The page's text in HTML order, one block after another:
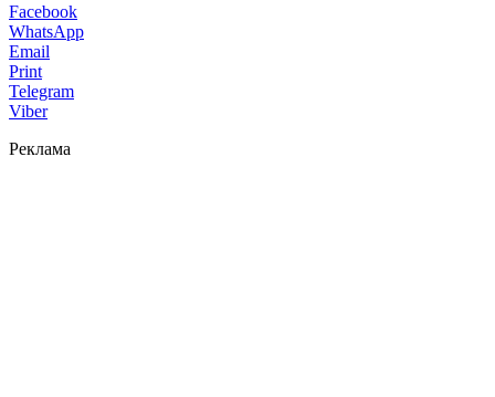
Facebook
WhatsApp
Email
Print
Telegram
Viber
Реклама